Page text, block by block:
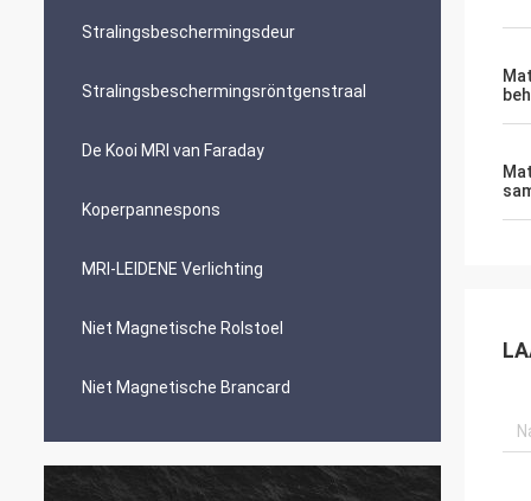
Stralingsbeschermingsdeur
Stralingsbeschermingsröntgenstraal
De Kooi MRI van Faraday
Koperpannespons
MRI-LEIDENE Verlichting
Niet Magnetische Rolstoel
Niet Magnetische Brancard